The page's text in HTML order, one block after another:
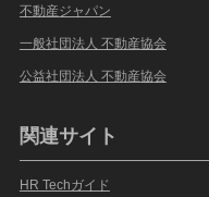
不動産ジャパン
一般社団法人 不動産協会
公益社団法人 不動産協会
関連サイト
HR Techガイド